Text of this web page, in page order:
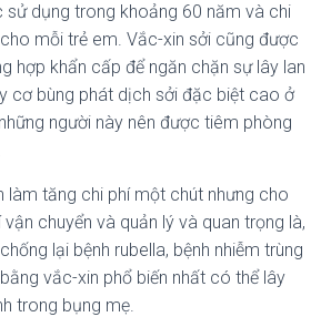
sử dụng trong khoảng 60 năm và chi
mỗi trẻ em. Vắc-xin sởi cũng được
hợp khẩn cấp để ngăn chặn sự lây lan
cơ bùng phát dịch sởi đặc biệt cao ở
người này nên được tiêm phòng
làm tăng chi phí một chút nhưng cho
chuyển và quản lý và quan trọng là,
lại bệnh rubella, bệnh nhiễm trùng
vắc-xin phổ biến nhất có thể lây
trong bụng mẹ.